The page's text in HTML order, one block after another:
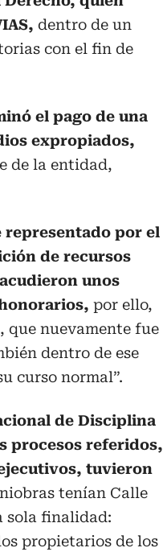
dentro de un
con el fin de
el pago de una
expropiados,
de la entidad,
representado por el
de recursos
unos
por ello,
que nuevamente fue
dentro de ese
curso normal”.
de Disciplina
procesos referidos,
tuvieron
tenían Calle
sola finalidad:
propietarios de los